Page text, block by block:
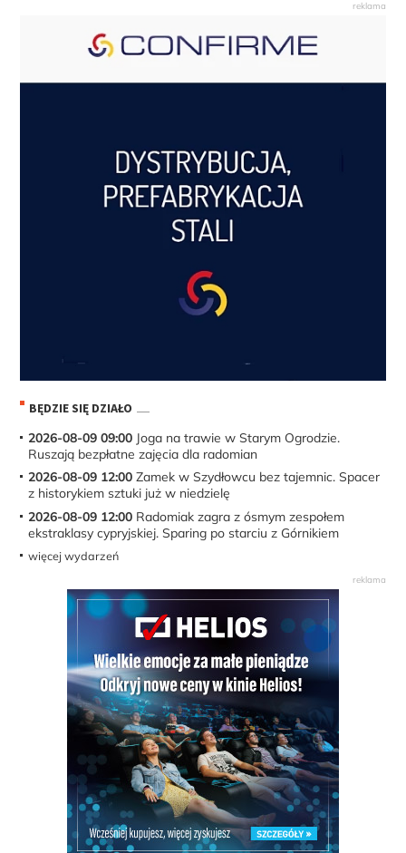
BĘDZIE SIĘ DZIAŁO
2026-08-09 09:00 Joga na trawie w Starym Ogrodzie.
Ruszają bezpłatne zajęcia dla radomian
2026-08-09 12:00 Zamek w Szydłowcu bez tajemnic. Spacer
z historykiem sztuki już w niedzielę
2026-08-09 12:00 Radomiak zagra z ósmym zespołem
ekstraklasy cypryjskiej. Sparing po starciu z Górnikiem
więcej wydarzeń